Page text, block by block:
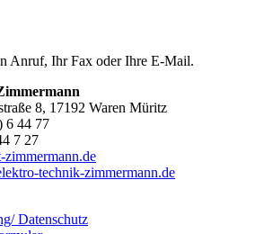
Anruf, Ihr Fax oder Ihre E-Mail.
8, 17192 Waren Müritz
6 44 77
7 27
zimmermann.de
technik-zimmermann.de
Datenschutz